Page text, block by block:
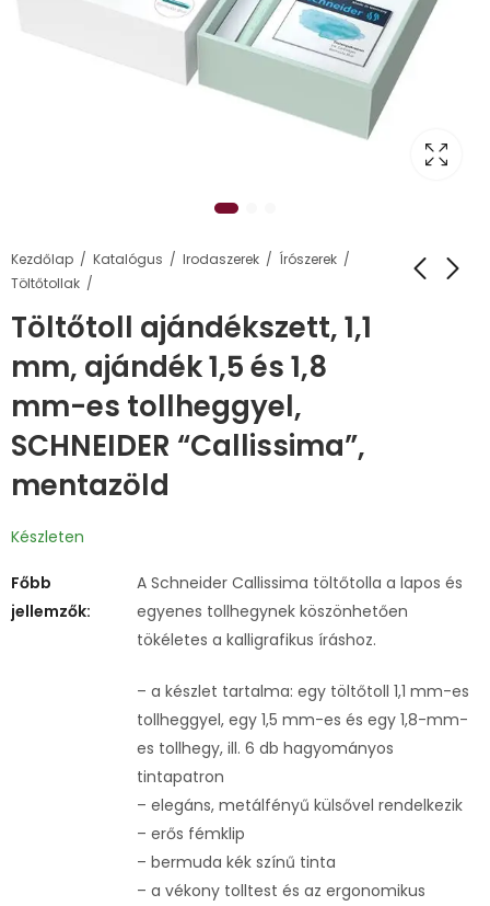
Kezdőlap Katalógus Irodaszerek
Írószerek
Töltőtollak
Töltőtoll ajándékszett, 1,1
mm, ajándék 1,5 és 1,8
mm-es tollheggyel,
SCHNEIDER “Callissima”,
mentazöld
Készleten
Főbb
jellemzők:
A Schneider Callissima töltőtolla a lapos és
egyenes tollhegynek köszönhetően
tökéletes a kalligrafikus íráshoz.
– a készlet tartalma: egy töltőtoll 1,1 mm-es
tollheggyel, egy 1,5 mm-es és egy 1,8-mm-
es tollhegy, ill. 6 db hagyományos
tintapatron
– elegáns, metálfényű külsővel rendelkezik
– erős fémklip
– bermuda kék színű tinta
– a vékony tolltest és az ergonomikus